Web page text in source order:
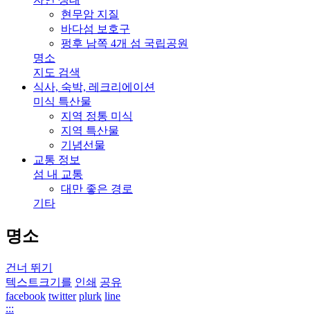
현무암 지질
바다섬 보호구
펑후 남쪽 4개 섬 국립공원
명소
지도 검색
식사, 숙박, 레크리에이션
미식 특산물
지역 정통 미식
지역 특산물
기념선물
교통 정보
섬 내 교통
대만 좋은 경로
기타
명소
건너 뛰기
텍스트크기를 인쇄 공유
facebook twitter plurk line
:::